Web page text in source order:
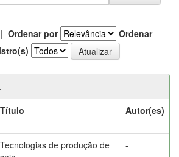
| Ordenar por
Ordenar
Título Autor(es)
Tecnologias de produção de
-